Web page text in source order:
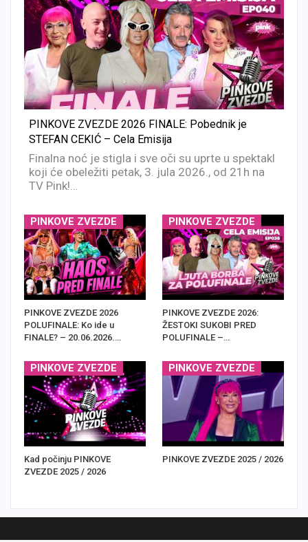
PINKOVE ZVEZDE 2026 FINALE: Pobednik je
STEFAN CEKIĆ – Cela Emisija
Finalna noć je stigla i sve oči su uprte u spektakl
koji će obeležiti petak, 3. jula 2026., od 21h na
TV Pink!…
PINKOVE ZVEZDE
PINKOVE ZVEZDE 2026
POLUFINALE: Ko ide u
FINALE? – 20.06.2026.…
PINKOVE ZVEZDE
PINKOVE ZVEZDE 2026:
ŽESTOKI SUKOBI PRED
POLUFINALE –…
PINKOVE ZVEZDE
Kad počinju PINKOVE
ZVEZDE 2025 / 2026
PINKOVE ZVEZDE
PINKOVE ZVEZDE 2025 / 2026